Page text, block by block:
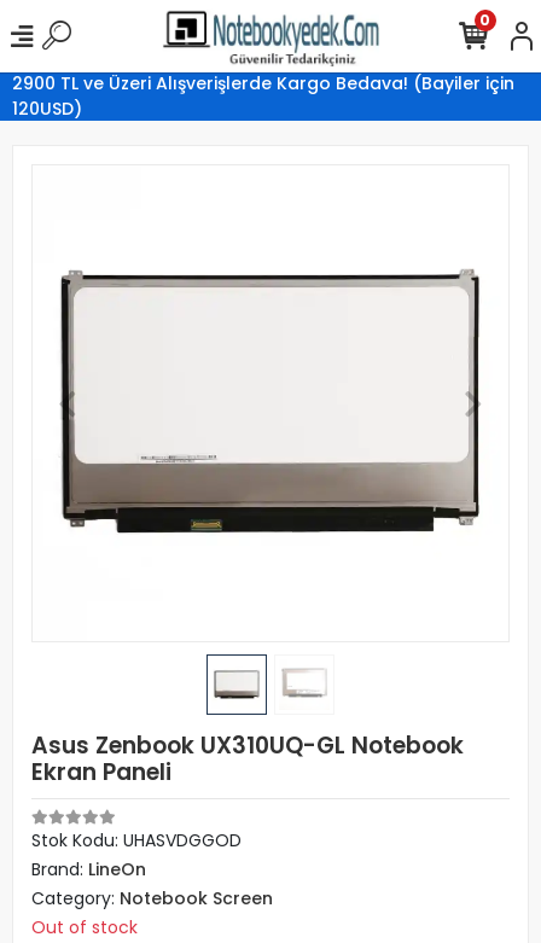
2900 TL ve Üzeri Alışverişlerde Kargo Bedava! (Bayiler için
120USD)
0
Asus Zenbook UX310UQ-GL Notebook
Ekran Paneli
Stok Kodu: UHASVDGGOD
Brand: LineOn
Category: Notebook Screen
Out of stock